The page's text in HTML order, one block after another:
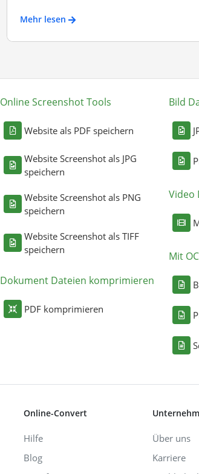
Mehr lesen
Online Screenshot Tools
Website als PDF speichern
Website Screenshot als JPG
speichern
Website Screenshot als PNG
speichern
Website Screenshot als TIFF
speichern
Dokument Dateien komprimieren
PDF komprimieren
Bild
Video
Mit
Online-Convert
Hilfe
Blog
Über uns
Karriere